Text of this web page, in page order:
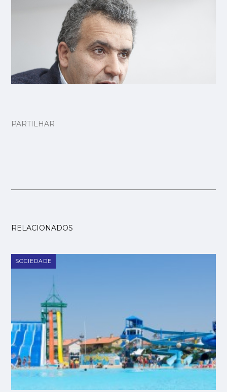
PARTILHAR
RELACIONADOS
SOCIEDADE